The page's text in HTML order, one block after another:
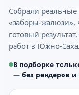
Собрали
«заборы-жалюзи»,
готовый
работ в Южно-
В подборке
— без рендеров